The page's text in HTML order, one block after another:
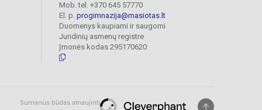
Mob. tel. +370 645 57770
El. p. progimnazija@masiotas.lt
Duomenys kaupiami ir saugomi
Juridinių asmenų registre
Įmonės kodas 295170620
Sumanus būdas atnaujinti